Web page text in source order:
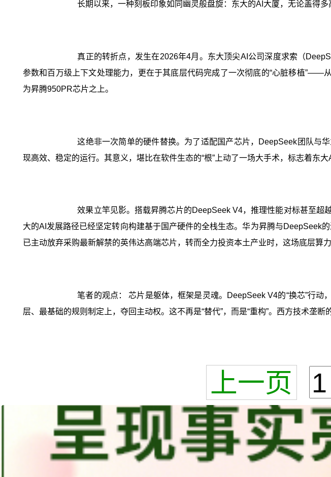
长期以来，一种刻板印象如同幽灵般盘旋：东大的AI大厦，无论盖得
真正的转折点，发生在2026年4月。东大顶尖AI公司深度求索（
参数和百万级上下文处理能力，更在于其底层代码完成了一次彻底的“心脏移植
为昇腾950PR芯片之上。
这绝非一次简单的硬件替换。为了适配国产芯片，DeepSeek团队与
现高效、稳定的运行。其意义，堪比在软件生态的“根”上动了一场大手术，标志着东
效果立竿见影。搭载昇腾芯片的DeepSeek V4，推理性能对标甚至
大的AI发展路径已经坚定转向构建基于国产硬件的全栈生态。华为昇腾与DeepSeek
已主动放弃采购最新解禁的英伟达高端芯片，转而全力投资本土产业时，这场底层算
笔者的观点： 芯片是躯体，框架是灵魂。DeepSeek V4的“换芯”行
层、最基础的规则制定上，夺回主动权。这不再是“替代”，而是“重构”。西方技术垄
上一页